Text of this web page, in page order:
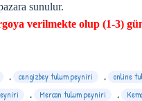
sunulur.
verilmekte olup (1-3)
, cengizbey tulum peyniri , online
, Mercan tulum peyniri ,